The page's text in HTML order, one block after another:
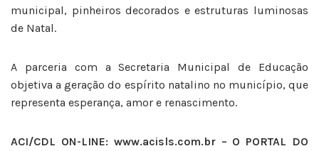
municipal, pinheiros decorados e estruturas luminosas
de Natal.
A parceria com a Secretaria Municipal de Educação
objetiva a geração do espírito natalino no município, que
representa esperança, amor e renascimento.
ACI/CDL ON-LINE: www.acisls.com.br – O PORTAL DO